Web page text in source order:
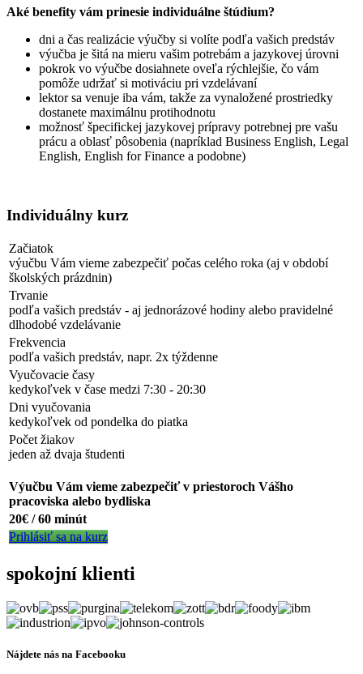
Aké benefity vám prinesie individuálne štúdium?
dni a čas realizácie výučby si volíte podľa vašich predstáv
výučba je šitá na mieru vašim potrebám a jazykovej úrovni
pokrok vo výučbe dosiahnete oveľa rýchlejšie, čo vám
pomôže udržať si motiváciu pri vzdelávaní
lektor sa venuje iba vám, takže za vynaložené prostriedky
dostanete maximálnu protihodnotu
možnosť špecifickej jazykovej prípravy potrebnej pre vašu
prácu a oblasť pôsobenia (napríklad Business English, Legal
English, English for Finance a podobne)
Individuálny kurz
Začiatok
výučbu Vám vieme zabezpečiť počas celého roka (aj v období
školských prázdnin)
Trvanie
podľa vašich predstáv - aj jednorázové hodiny alebo pravidelné
dlhodobé vzdelávanie
Frekvencia
podľa vašich predstáv, napr. 2x týždenne
Vyučovacie časy
kedykoľvek v čase medzi 7:30 - 20:30
Dni vyučovania
kedykoľvek od pondelka do piatka
Počet žiakov
jeden až dvaja študenti
Výučbu Vám vieme zabezpečiť v priestoroch Vášho
pracoviska alebo bydliska
20€ / 60 minút
Prihlásiť sa na kurz
spokojní klienti
Nájdete nás na Facebooku